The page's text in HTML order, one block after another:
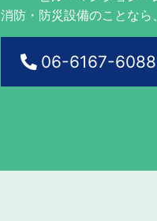
消防・防災設備のことなら
06-6167-6088